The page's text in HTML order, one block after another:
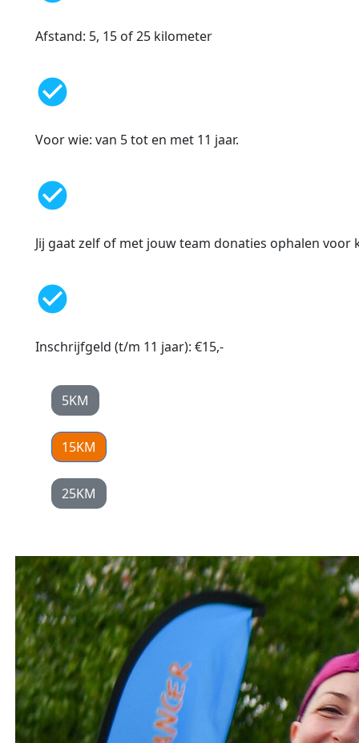
Afstand: 5, 15 of 25 kilometer
check_circle
Voor wie: van 5 tot en met 11 jaar.
check_circle
Jij gaat zelf of met jouw team donaties ophalen voor
check_circle
Inschrijfgeld (t/m 11 jaar): €15,-
5KM
15KM
25KM